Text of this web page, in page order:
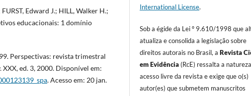
Edward J.; HILL, Walker H.;
educacionais: 1 domínio
Perspectivas: revista trimestral
ed. 3, 2000. Disponível em:
. Acesso em: 20 jan.
International License.
Sob a égide da Lei º 9.610/1998 que
atualiza e consolida a legislação sobre
direitos autorais no Brasil, aRevista
em Evidência (RcE) ressalta a
acesso livre da revista e exige que o(s)
autor(es) que submetem manuscritos